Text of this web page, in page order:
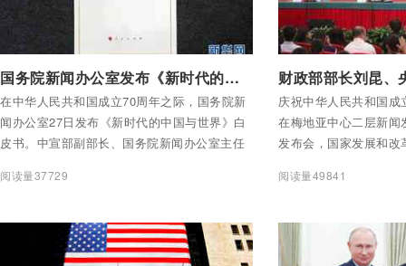
国务院新闻办公室发布《新时代的中国与世界》白皮书
在中华人民共和国成立70周年之际，国务院新
闻办公室27日发布《新时代的中国与世界》白
皮书。中宣部副部长、国务院新闻办公室主任
去”“中国推动建设什么样的世界”“发展起来的中
展成就、发展道路、发展走向，深入阐述中国
与世界的关系，以增进国际社会对中国发展的
阅读量37729
庆祝中华人民共和国
在梅地亚中心二层新
发布会，国家发展和
民银行行长易纲介绍
提问。
阅读量49841